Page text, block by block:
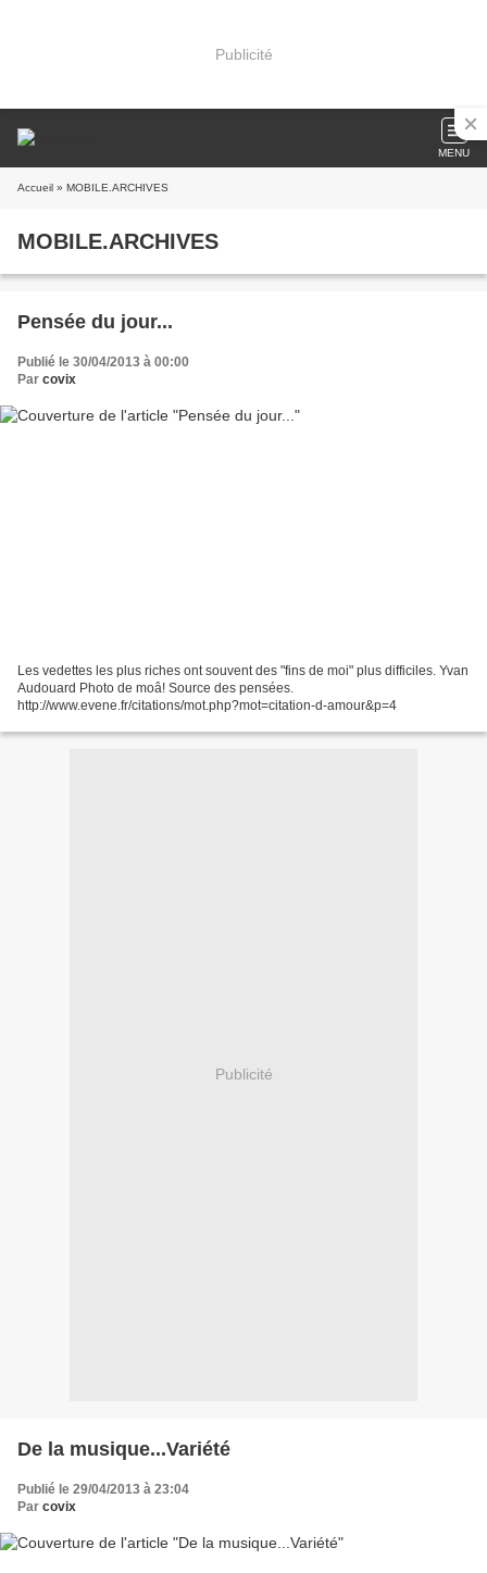
Publicité
MENU
Accueil » MOBILE.ARCHIVES
MOBILE.ARCHIVES
Pensée du jour...
Publié le 30/04/2013 à 00:00
Par covix
Les vedettes les plus riches ont souvent des "fins de moi" plus difficiles. Yvan
Audouard Photo de moâ! Source des pensées.
http://www.evene.fr/citations/mot.php?mot=citation-d-amour&p=4
Publicité
De la musique...Variété
Publié le 29/04/2013 à 23:04
Par covix